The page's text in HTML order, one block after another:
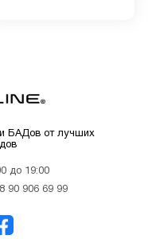
и БАДов от лучших
до 19:00
90 906 69 99